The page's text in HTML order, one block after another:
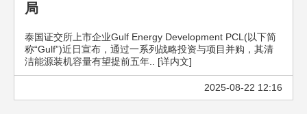
局
泰国证交所上市企业Gulf Energy Development PCL(以下简
称“Gulf”)近日宣布，通过一系列战略投资与项目并购，其清
洁能源装机容量有望提前五年.. [详内文]
2025-08-22 12:16